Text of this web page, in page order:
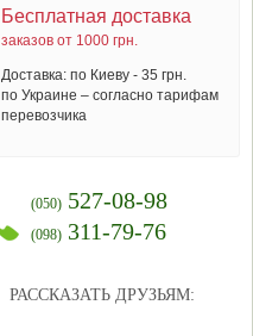
Бесплатная доставка
заказов от 1000 грн.
Доставка: по Киеву - 35 грн.
по Украине – согласно тарифам
перевозчика
(050) 527-08-98
(098) 311-79-76
РАССКАЗАТЬ ДРУЗЬЯМ: